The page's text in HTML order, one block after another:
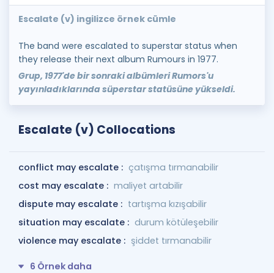
Escalate (v) ingilizce örnek cümle
The band were escalated to superstar status when
they release their next album Rumours in 1977.
Grup, 1977'de bir sonraki albümleri Rumors'u
yayınladıklarında süperstar statüsüne yükseldi.
Escalate (v) Collocations
conflict may escalate : çatışma tırmanabilir
cost may escalate : maliyet artabilir
dispute may escalate : tartışma kızışabilir
situation may escalate : durum kötüleşebilir
violence may escalate : şiddet tırmanabilir
6 Örnek daha